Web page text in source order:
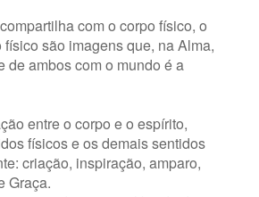
com o corpo físico, o
são imagens que, na Alma,
de ambos com o mundo é a
entre o corpo e o espírito,
físicos e os demais sentidos
criação, inspiração, amparo,
Graça.